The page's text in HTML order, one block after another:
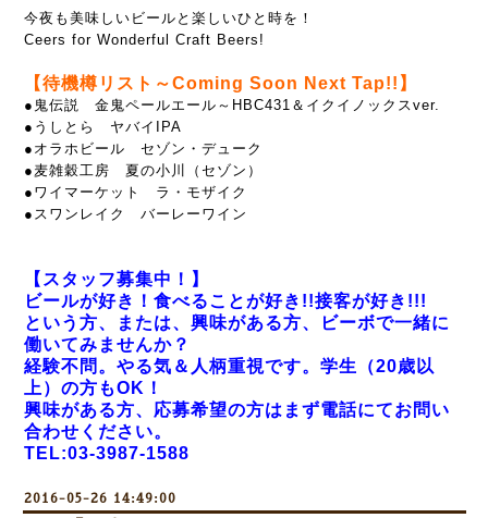
今夜も美味しいビールと楽しいひと時を！
Ceers for Wonderful Craft Beers!
【待機樽リスト～Coming Soon Next Tap!!】
●鬼伝説 金鬼ペールエール～HBC431＆イクイノックスver.
●うしとら ヤバイIPA
●オラホビール セゾン・デューク
●麦雑穀工房 夏の小川（セゾン）
●ワイマーケット ラ・モザイク
●スワンレイク バーレーワイン
【スタッフ募集中！】
ビールが好き！食べることが好き!!接客が好き!!!
という方、または、興味がある方、ビーボで一緒に
働いてみませんか？
経験不問。やる気＆人柄重視です。学生（20歳以
上）の方もOK！
興味がある方、応募希望の方はまず電話にてお問い
合わせください。
TEL:03-3987-1588
2016-05-26 14:49:00